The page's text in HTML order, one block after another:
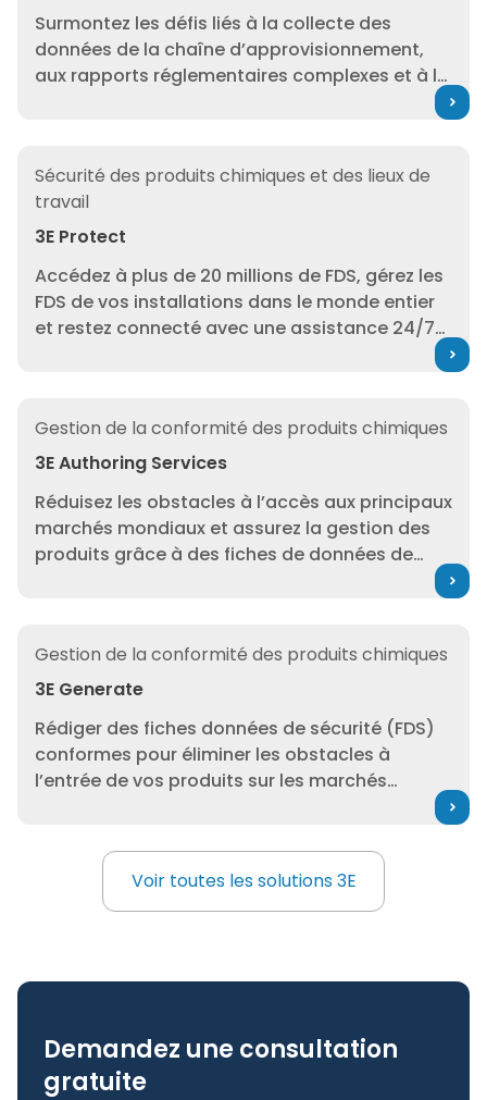
Surmontez les défis liés à la collecte des
données de la chaîne d’approvisionnement,
aux rapports réglementaires complexes et à la
experts en réglementation.
Sécurité des produits chimiques et des lieux de
travail
3E Protect
Accédez à plus de 20 millions de FDS, gérez les
FDS de vos installations dans le monde entier
et restez connecté avec une assistance 24/7
Gestion de la conformité des produits chimiques
3E Authoring Services
Réduisez les obstacles à l’accès aux principaux
marchés mondiaux et assurez la gestion des
produits grâce à des fiches de données de
sécurité (FDS) conformes à l’échelle mondiale,
générées par nos experts et alimentées par un
Gestion de la conformité des produits chimiques
3E Generate
Rédiger des fiches données de sécurité (FDS)
conformes pour éliminer les obstacles à
l’entrée de vos produits sur les marchés
l’exactitude des FDS.
Voir toutes les solutions 3E
Voir toutes les solutions 3E
Demandez une consultation
gratuite